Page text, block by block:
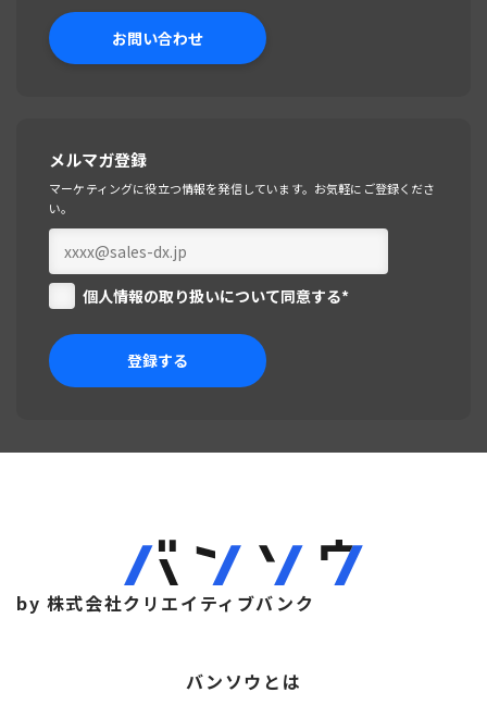
お問い合わせ
メルマガ登録
マーケティングに役立つ情報を発信しています。お気軽にご登録くださ
い。
個人情報の取り扱いについて同意する*
by 株式会社クリエイティブバンク
バンソウとは